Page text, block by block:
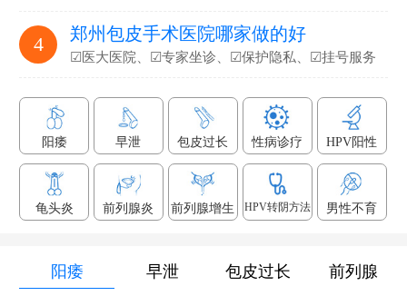
4 郑州包皮手术医院哪家做的好
☑医大医院、☑专家坐诊、☑保护隐私、☑挂号服务
阳痿 早泄 包皮过长 性病诊疗 HPV阳性
龟头炎 前列腺炎 前列腺增生 HPV转阴方法 男性不育
阳痿 早泄 包皮过长 前列腺